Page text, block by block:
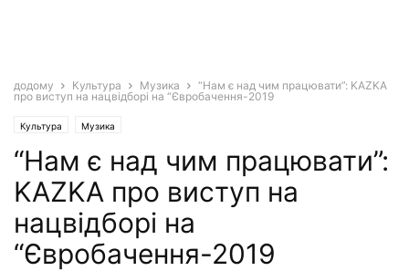
додому Культура Музика
“Нам є над чим працювати”: KAZKA
про виступ на нацвідборі на “Євробачення-2019
Культура Музика
“Нам є над чим працювати”:
KAZKA про виступ на
нацвідборі на
“Євробачення-2019